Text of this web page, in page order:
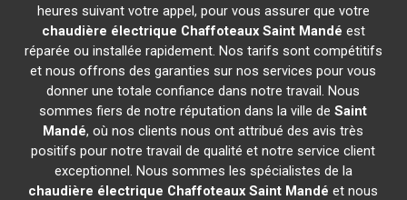
heures suivant votre appel, pour vous assurer que votre
chaudière électrique Chaffoteaux Saint Mandé est
réparée ou installée rapidement. Nos tarifs sont compétitifs
et nous offrons des garanties sur nos services pour vous
donner une totale confiance dans notre travail. Nous
sommes fiers de notre réputation dans la ville deSaint
Mandé, où nos clients nous ont attribué des avis très
positifs pour notre travail de qualité et notre service client
exceptionnel. Nous sommes les spécialistes de la
chaudière électrique Chaffoteaux Saint Mandé et nous